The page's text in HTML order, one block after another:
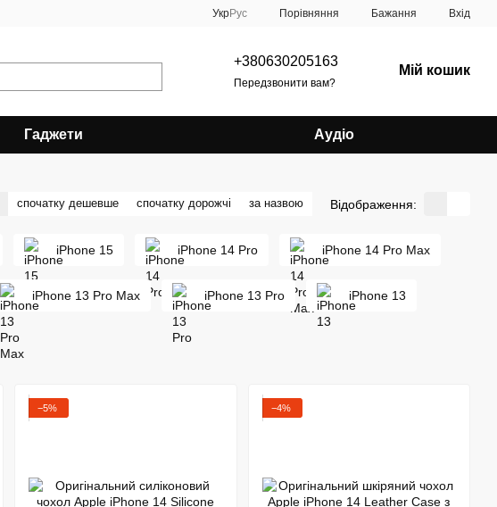
УкрРус Порівняння Бажання Вхід
+380630205163
Передзвонити вам?
Мій кошик
Гаджети Аудіо
спочатку дешевше спочатку дорожчі за назвою Відображення:
iPhone 15 iPhone 14 Pro iPhone 14 Pro Max
iPhone 13 Pro Max iPhone 13 Pro iPhone 13
−5% −4%